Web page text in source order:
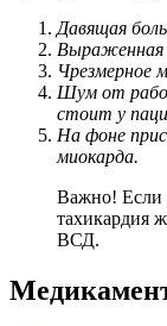
Давящая
Выраженная
Чрезмерное
Шум от
стоит у
На фоне
миокарда.
Важно! Если
тахикардия
ВСД.